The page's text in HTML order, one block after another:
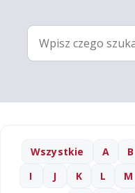
Wszystkie A B
I
J K L M